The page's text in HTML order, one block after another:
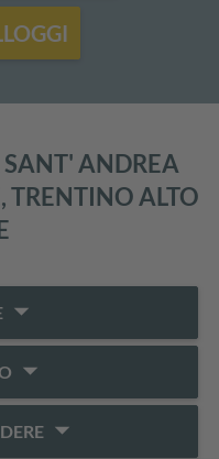
SANT' ANDREA
TRENTINO ALTO
arrow_drop_down
arrow_drop_down
arrow_drop_down